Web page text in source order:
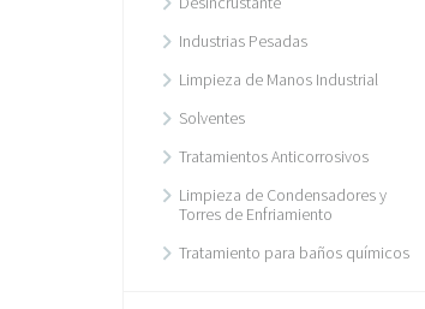
Industrias Pesadas
Limpieza de Manos Industrial
Solventes
Tratamientos Anticorrosivos
Limpieza de Condensadores y
Torres de Enfriamiento
Tratamiento para baños químicos